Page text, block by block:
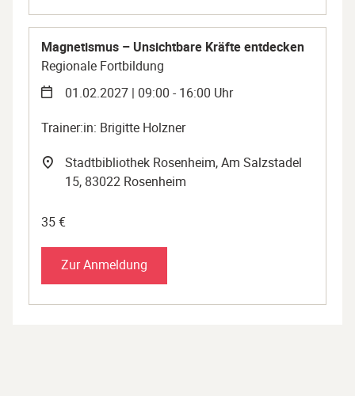
Magnetismus – Unsichtbare Kräfte entdecken
Regionale Fortbildung
01.02.2027 | 09:00 - 16:00 Uhr
Trainer:in: Brigitte Holzner
Stadtbibliothek Rosenheim, Am Salzstadel
15, 83022 Rosenheim
35 €
Zur Anmeldung